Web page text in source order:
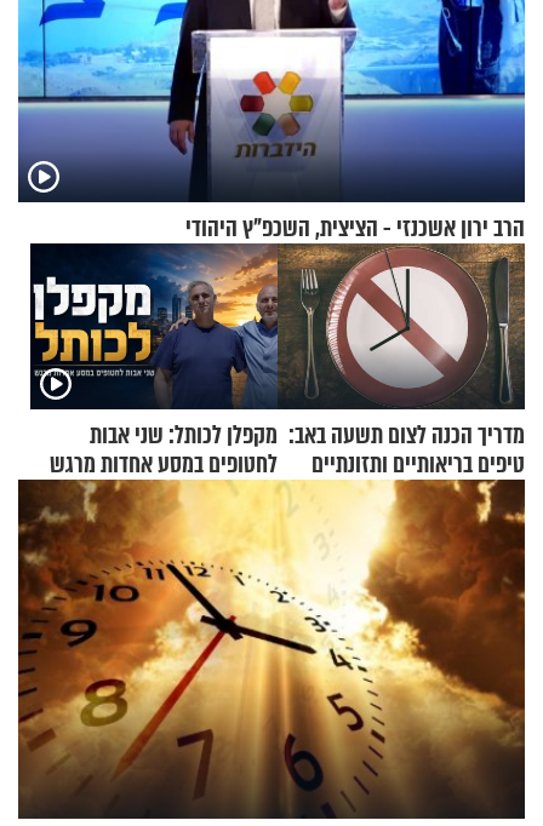
הרב ירון אשכנזי - הציצית, השכפ"ץ היהודי
מדריך הכנה לצום תשעה באב:
טיפים בריאותיים ותזונתיים
לשמירה על הגוף
מקפלן לכותל: שני אבות
לחטופים במסע אחדות מרגש